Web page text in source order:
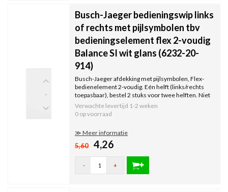
Busch-Jaeger bedieningswip links
of rechts met pijlsymbolen tbv
bedieningselement flex 2-voudig
Balance SI wit glans (6232-20-
914)
Busch-Jaeger afdekking met pijlsymbolen, Flex-
bedienelement 2-voudig. Eén helft (links/rechts
toepasbaar), bestel 2 stuks voor twee helften. Niet
voor standaardschakelaars, zie omschrijving. Excl.
binnenwerk en afdekraam. Serie: Balance SI, wit
glans.
Verwachte levertijd 1-2 weken
0 op voorraad
≫ Meer informatie
5,60 4,26
- +